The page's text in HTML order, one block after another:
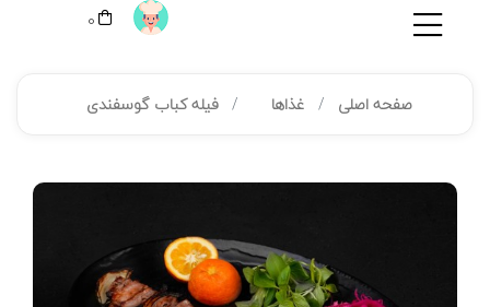
0
صفحه اصلی غذاها فیله کباب گوسفندی